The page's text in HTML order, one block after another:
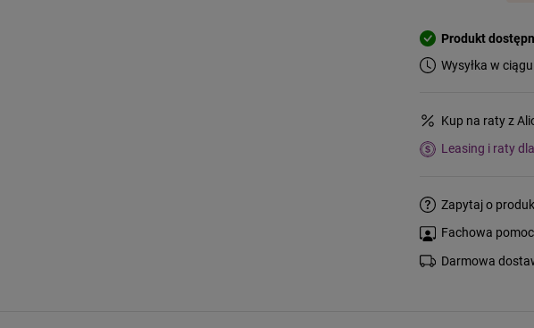
Produkt
Wysyłka w
Kup na raty z
Leasing i raty
Zapytaj o
Fachowa
Darmowa